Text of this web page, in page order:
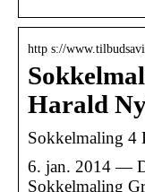
http s://
Harald
Sokkelmaling 4
6. jan. 2014 —
Sokkelmaling